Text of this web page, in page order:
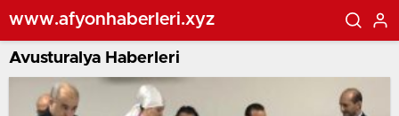
www.afyonhaberleri.xyz
Avusturalya Haberleri